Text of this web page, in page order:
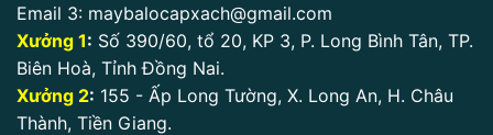
Email 3: maybalocapxach@gmail.com
Xưởng 1: Số 390/60, tổ 20, KP 3, P. Long Bình Tân, TP.
Biên Hoà, Tỉnh Đồng Nai.
Xưởng 2: 155 - Ấp Long Tường, X. Long An, H. Châu
Thành, Tiền Giang.